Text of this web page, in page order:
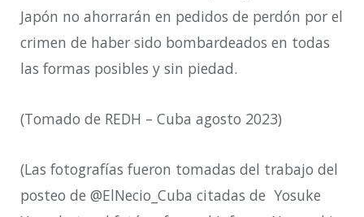
Japón no ahorrarán en pedidos de perdón por el
crimen de haber sido bombardeados en todas
las formas posibles y sin piedad.
(Tomado de REDH – Cuba agosto 2023)
(Las fotografías fueron tomadas del trabajo del
posteo de @ElNecio_Cuba citadas de Yosuke